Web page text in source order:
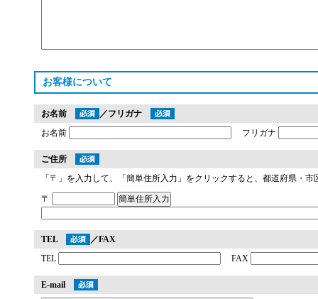
お客様について
お名前
／フリガナ
お名前
フリガナ
ご住所
「〒」を入力して、「簡単住所入力」をクリックすると、都道府県・
〒
TEL
／FAX
TEL
FAX
E-mail